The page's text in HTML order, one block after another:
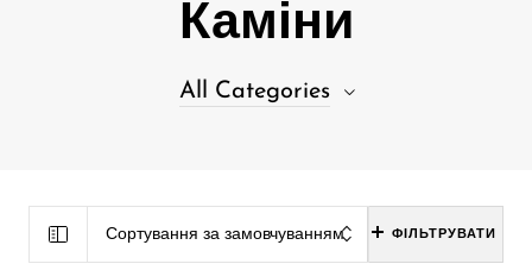
Каміни
All Categories
Біокаміни, що вбудовуються в нішу
39
Сортування за замовчуванням ФІЛЬТРУВАТИ